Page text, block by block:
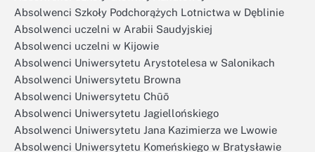
Absolwenci Szkoły Podchorążych Lotnictwa w Dęblinie
Absolwenci uczelni w Arabii Saudyjskiej
Absolwenci uczelni w Kijowie
Absolwenci Uniwersytetu Arystotelesa w Salonikach
Absolwenci Uniwersytetu Browna
Absolwenci Uniwersytetu Chūō
Absolwenci Uniwersytetu Jagiellońskiego
Absolwenci Uniwersytetu Jana Kazimierza we Lwowie
Absolwenci Uniwersytetu Komeńskiego w Bratysławie